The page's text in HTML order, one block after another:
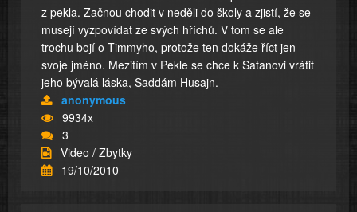
z pekla. Začnou chodit v neděli do školy a zjistí, že se
musejí vyzpovídat ze svých hříchů. V tom se ale
trochu bojí o Timmyho, protože ten dokáže říct jen
svoje jméno. Mezitím v Pekle se chce k Satanovi vrátit
jeho bývalá láska, Saddám Husajn.
anonymous
9934x
3
Video / Zbytky
19/10/2010